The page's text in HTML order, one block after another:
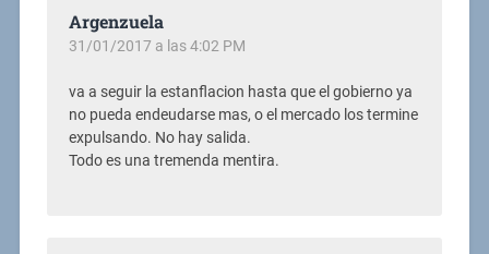
Argenzuela
31/01/2017 a las 4:02 PM
va a seguir la estanflacion hasta que el gobierno ya
no pueda endeudarse mas, o el mercado los termine
expulsando. No hay salida.
Todo es una tremenda mentira.